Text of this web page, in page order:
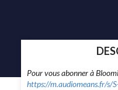
Pour vous abonner à
https://m.audiomeans.fr/s/